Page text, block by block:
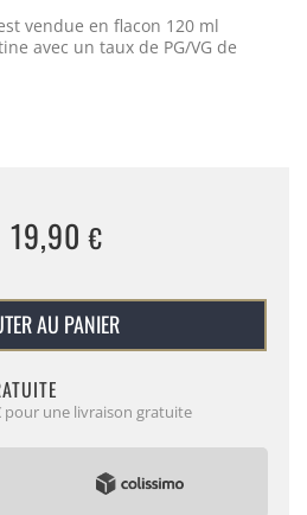
vendue en flacon 120 ml
avec un taux de PG/VG de
19,90€
AU PANIER
pour une livraison gratuite